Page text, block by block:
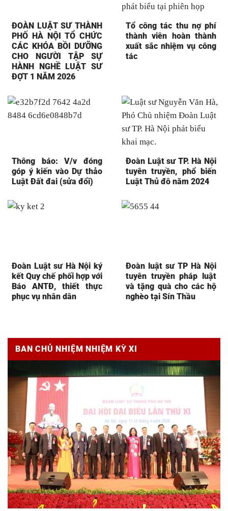
ĐOÀN LUẬT SƯ THÀNH
PHỐ HÀ NỘI TỔ CHỨC
CÁC KHÓA BỒI DƯỠNG
CHO NGƯỜI TẬP SỰ
HÀNH NGHỀ LUẬT SƯ
ĐỢT 1 NĂM 2026
Tổ công tác thu nợ phí
thành viên hoàn thành
xuất sắc nhiệm vụ công
tác
Thông báo: V/v đóng
góp ý kiến vào Dự thảo
Luật Đất đai (sửa đổi)
Đoàn Luật sư TP. Hà Nội
tuyên truyền, phổ biến
Luật Thủ đô năm 2024
Đoàn Luật sư Hà Nội ký
kết Quy chế phối hợp với
Báo ANTĐ, thiết thực
phục vụ nhân dân
Đoàn luật sư TP Hà Nội
tuyên truyền pháp luật
và tặng quà cho các hộ
nghèo tại Sín Thầu
BAN CHỦ NHIỆM NHIỆM KỲ XI